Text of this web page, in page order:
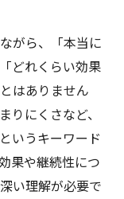
がら、「本当に
どれくらい効果
はありません
りにくさなど、
いうキーワード
果や継続性につ
い理解が必要で